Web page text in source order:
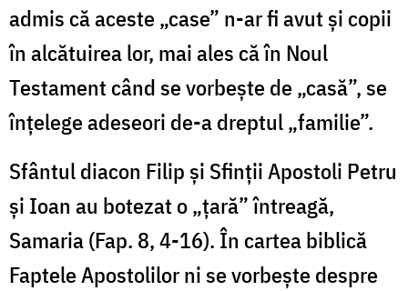
admis că aceste „case” n-ar fi avut și copii
în alcătuirea lor, mai ales că în Noul
Testament când se vorbește de „casă”, se
înțelege adeseori de-a dreptul „familie”.
Sfântul diacon Filip și Sfinții Apostoli Petru
și Ioan au botezat o „țară” întreagă,
Samaria (Fap. 8, 4-16). În cartea biblică
Faptele Apostolilor ni se vorbește despre